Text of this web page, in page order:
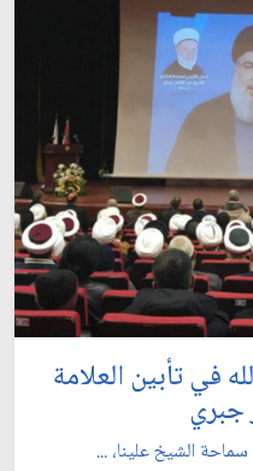
في تأبين العلامة
جبري
الشيخ علينا، ...